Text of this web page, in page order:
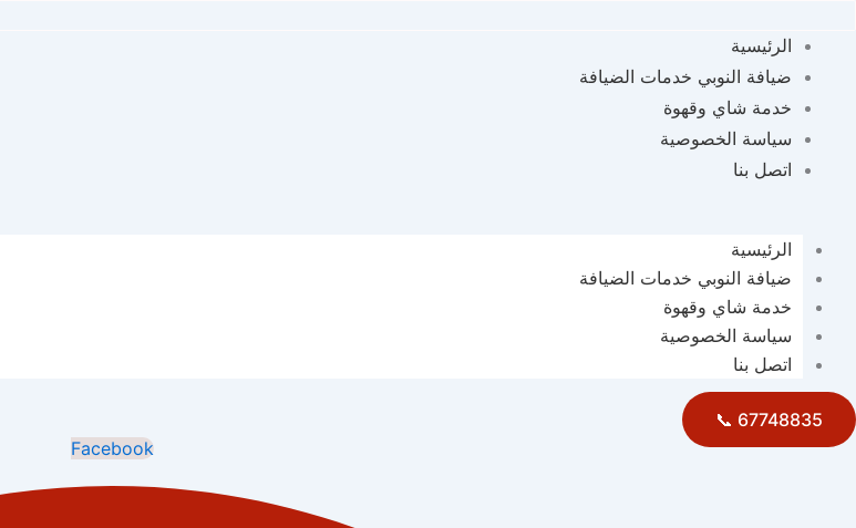
الرئيسية
ضيافة النوبي خدمات الضيافة
خدمة شاي وقهوة
سياسة الخصوصية
اتصل بنا
الرئيسية
ضيافة النوبي خدمات الضيافة
خدمة شاي وقهوة
سياسة الخصوصية
اتصل بنا
67748835 📞
Facebook